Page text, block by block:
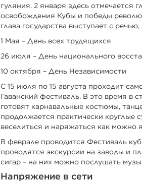
гуляния. 2 января здесь отмечается
освобождения Кубы и победы
глава государства выступает с
1 Мая – День всех трудящихся
26 июля – День национального
10 октября – День Независимости
С 15 июля по 15 августа проходит
Гаванский фестиваль. В это время в
готовят карнавальные костюмы,
продолжается практически круглые
веселиться и наряжаться как можно
В феврале проводится Фестиваль
проводятся экскурсии на заводы и
сигар – на них можно послушать
Напряжение в сети